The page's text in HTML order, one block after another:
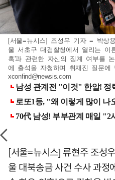
[서울=뉴시스] 조성우 기자 = 박상
울 서초구 대검찰청에서 열리는
혹'과 관련한 자신의 징계 여부를
에 출석을 자청하며 취재진 질문에
xconfind@newsis.com
[서울=뉴시스] 류현주 조성
울 대북송금 사건 수사 과